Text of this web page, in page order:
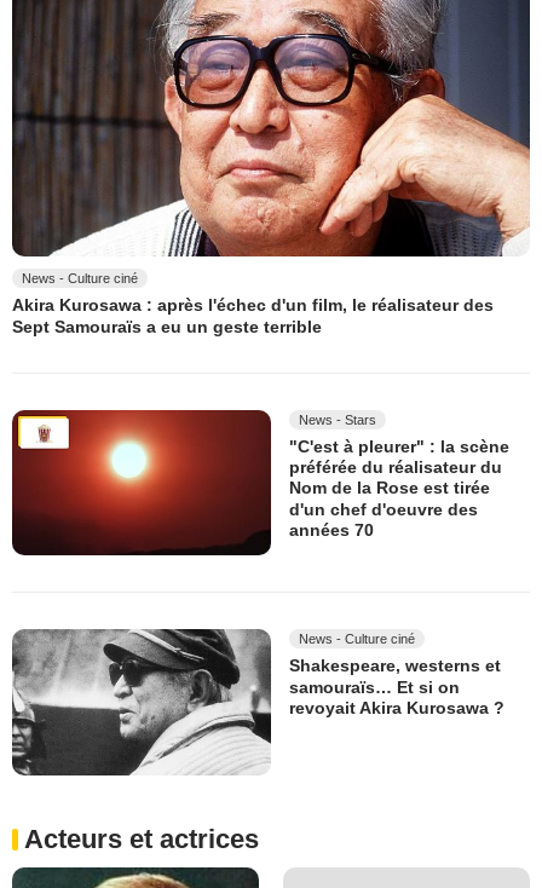
News - Culture ciné
Akira Kurosawa : après l'échec d'un film, le réalisateur des
Sept Samouraïs a eu un geste terrible
News - Stars
"C'est à pleurer" : la scène
préférée du réalisateur du
Nom de la Rose est tirée
d'un chef d'oeuvre des
années 70
News - Culture ciné
Shakespeare, westerns et
samouraïs… Et si on
revoyait Akira Kurosawa ?
Acteurs et actrices